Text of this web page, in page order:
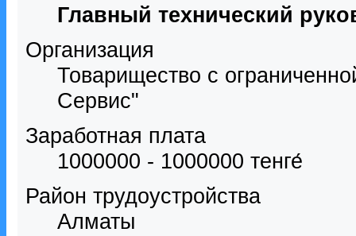
Главный технический
Организация
Товарищество с
Сервис"
Заработная плата
1000000 - 1000000 тенге́
Район трудоустройства
Алматы